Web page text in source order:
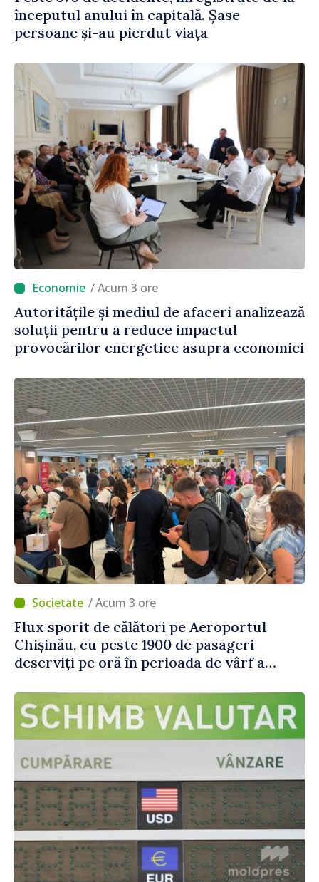
începutul anului în capitală. Șase
persoane și-au pierdut viața
/ Acum 3 ore
Autoritățile și mediul de afaceri analizează
soluții pentru a reduce impactul
provocărilor energetice asupra economiei
/ Acum 3 ore
Flux sporit de călători pe Aeroportul
Chișinău, cu peste 1900 de pasageri
deserviți pe oră în perioada de vârf a